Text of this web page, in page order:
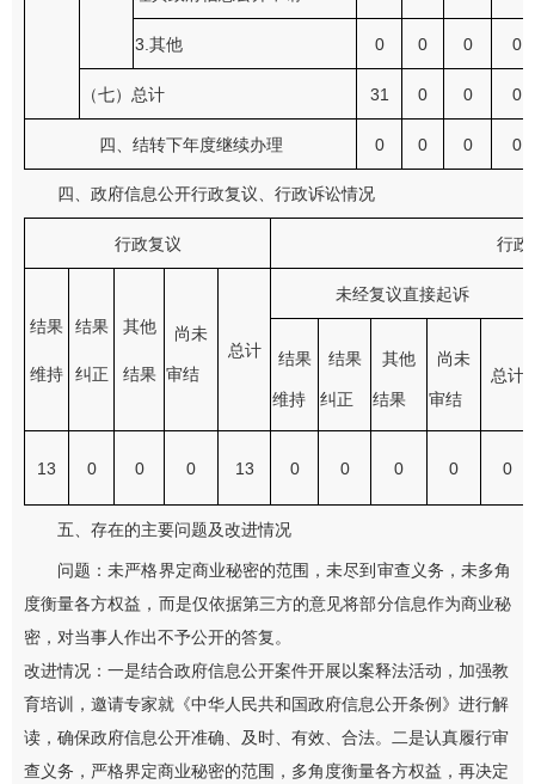
3.其他 0 0 0 0
（七）总计 31 0 0 0
四、结转下年度继续办理 0 0 0 0
四、政府信息公开行政复议、行政诉讼情况
行政复议 行政
结果
维持
结果
纠正
其他
结果
尚未
审结
总计
未经复议直接起诉
结果
维持
结果
纠正
其他
结果
尚未
审结
总计
13 0 0 0 13 0 0 0 0 0
五、存在的主要问题及改进情况
问题：未严格界定商业秘密的范围，未尽到审查义务，未多角
度衡量各方权益，而是仅依据第三方的意见将部分信息作为商业秘
密，对当事人作出不予公开的答复。
改进情况：一是结合政府信息公开案件开展以案释法活动，加强教
育培训，邀请专家就《中华人民共和国政府信息公开条例》进行解
读，确保政府信息公开准确、及时、有效、合法。二是认真履行审
查义务，严格界定商业秘密的范围，多角度衡量各方权益，再决定